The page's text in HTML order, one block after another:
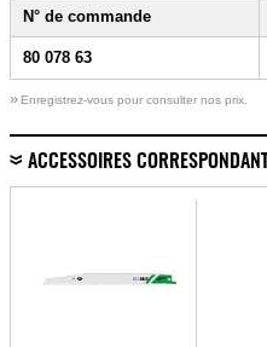
N° de commande
80 078 63
» Enregistrez-vous pour consulter nos prix.
ACCESSOIRES